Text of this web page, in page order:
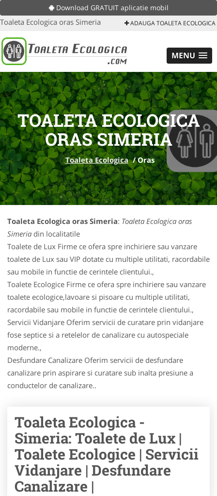
Download GRATUIT aplicatie mobil
Toaleta Ecologica oras Simeria ADAUGA TOALETA ECOLOGICA
MENU
TOALETA ECOLOGICA
ORAS SIMERIA
Toaleta Ecologica /Oras
Toaleta Ecologica oras Simeria: Toaleta Ecologica oras
Simeria din localitatile
Toalete de Lux Firme ce ofera spre inchiriere sau vanzare
toalete de Lux sau VIP dotate cu multiple utilitati, racordabile
sau mobile in functie de cerintele clientului.,
Toalete Ecologice Firme ce ofera spre inchiriere sau vanzare
toalete ecologice,lavoare si pisoare cu multiple utilitati,
racordabile sau mobile in functie de cerintele clientului.,
Servicii Vidanjare Oferim servicii de curatare prin vidanjare
fose septice si a retelelor de canalizare cu autospeciale
moderne.,
Desfundare Canalizare Oferim servicii de desfundare
canalizare prin aspirare si curatare sub inalta presiune a
conductelor de canalizare..
Toaleta Ecologica -
Simeria: Toalete de Lux |
Toalete Ecologice | Servicii
Vidanjare | Desfundare
Canalizare |